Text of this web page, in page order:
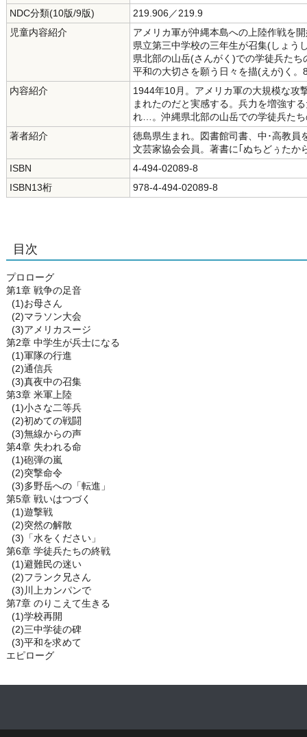
NDC分類(10版/9版)
219.906／219.9
児童内容紹介
アメリカ軍が沖縄本島への上陸作戦を
県立第三中学校の三年生が召集(しょ
県北部の山岳(さんがく)での学徒兵た
平和の大切さを願う日々を描(えが)く
内容紹介
1944年10月。アメリカ軍の大規模な攻
まれたのだと実感する。兵力を増強す
れ…。沖縄県北部の山岳での学徒兵た
著者紹介
徳島県生まれ。図書館司書、中･高教員
文芸家協会会員。著書に｢ぬちどぅたか
ISBN
4-494-02089-8
ISBN13桁
978-4-494-02089-8
目次
プロローグ
第1章 戦争の足音
(1)お母さん
(2)マラソン大会
(3)アメリカスージ
第2章 中学生が兵士になる
(1)軍隊の行進
(2)通信兵
(3)真夜中の召集
第3章 米軍上陸
(1)小さな二等兵
(2)初めての戦闘
(3)無線からの声
第4章 失われる命
(1)砲弾の嵐
(2)突撃命令
(3)多野岳への「転進」
第5章 戦いはつづく
(1)遊撃戦
(2)突然の解散
(3)「水をください」
第6章 学徒兵たちの終戦
(1)避難民の迷い
(2)フランク兄さん
(3)川上カンパンで
第7章 のりこえて生きる
(1)学校再開
(2)三中学徒の碑
(3)平和を求めて
エピローグ